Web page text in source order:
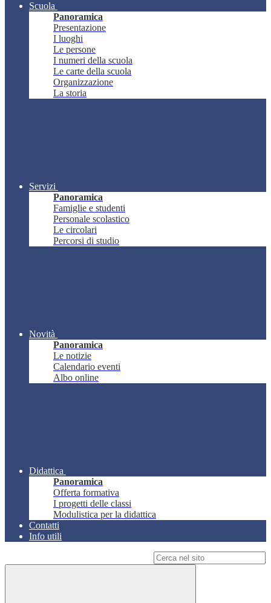
Scuola
Panoramica
Presentazione
I luoghi
Le persone
I numeri della scuola
Le carte della scuola
Organizzazione
La storia
Servizi
Panoramica
Famiglie e studenti
Personale scolastico
Le circolari
Percorsi di studio
Novità
Panoramica
Le notizie
Calendario eventi
Albo online
Didattica
Panoramica
Offerta formativa
I progetti delle classi
Modulistica per la didattica
Contatti
Info utili